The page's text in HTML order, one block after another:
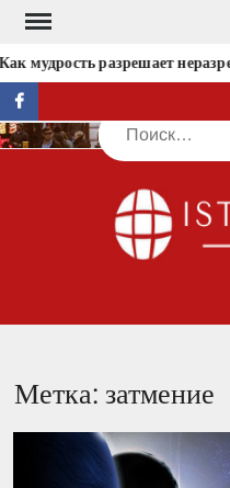
Перейти
содержимому
мудрость разрешает
facebook
Поиск
Метка:затмение